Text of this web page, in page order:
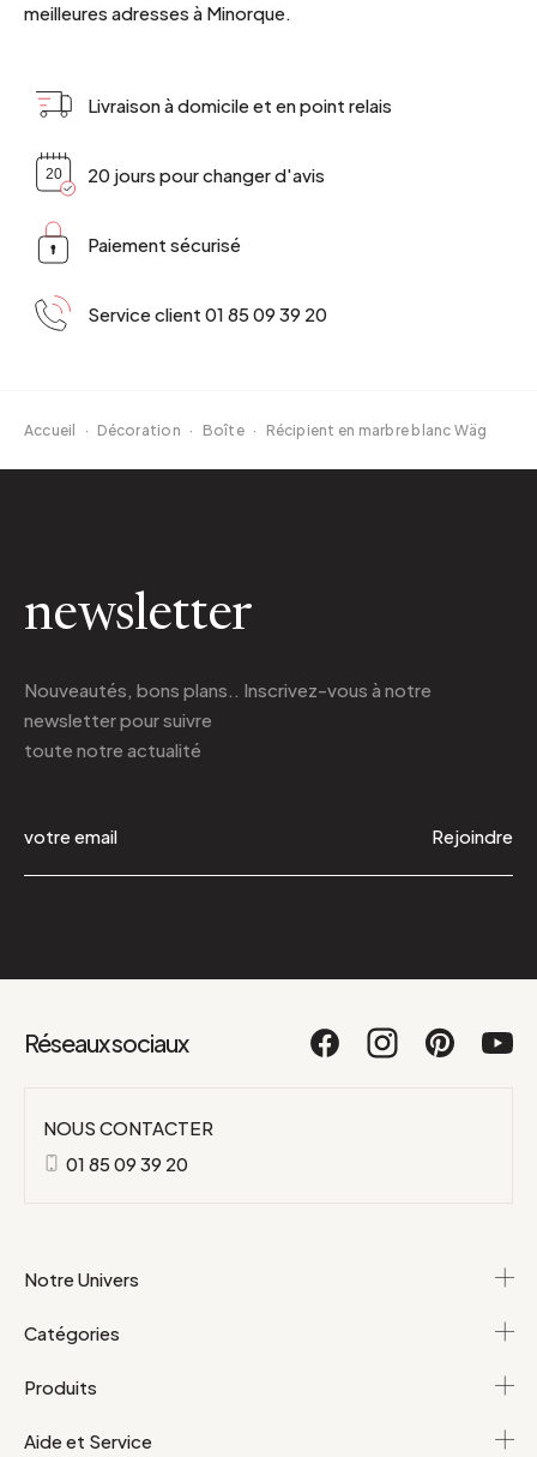
meilleures adresses à Minorque.
Livraison à domicile et en point relais
20 jours pour changer d'avis
Paiement sécurisé
Service client 01 85 09 39 20
Accueil · Décoration · Boîte · Récipient en marbre blanc Wäg
newsletter
Nouveautés, bons plans.. Inscrivez-vous à notre
newsletterpour suivre
toute notre actualité
Rejoindre
Réseaux sociaux
NOUS CONTACTER
01 85 09 39 20
Notre Univers
Catégories
Produits
Aide et Service